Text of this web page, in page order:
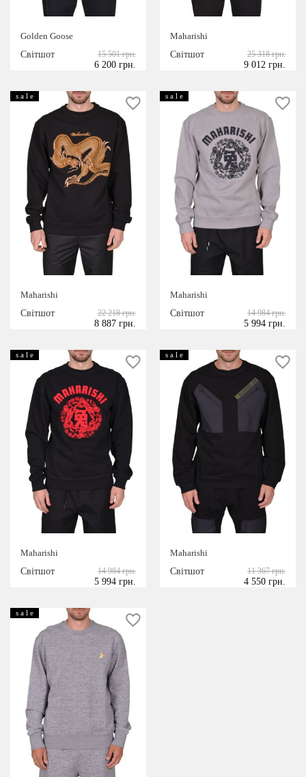
Golden Goose
Світшот
15 501 грн.
6 200 грн.
Maharishi
Світшот
25 318 грн.
9 012 грн.
s a l e
Maharishi
Світшот
22 218 грн.
8 887 грн.
s a l e
Maharishi
Світшот
14 984 грн.
5 994 грн.
s a l e
Maharishi
Світшот
14 984 грн.
5 994 грн.
s a l e
Maharishi
Світшот
11 367 грн.
4 550 грн.
s a l e